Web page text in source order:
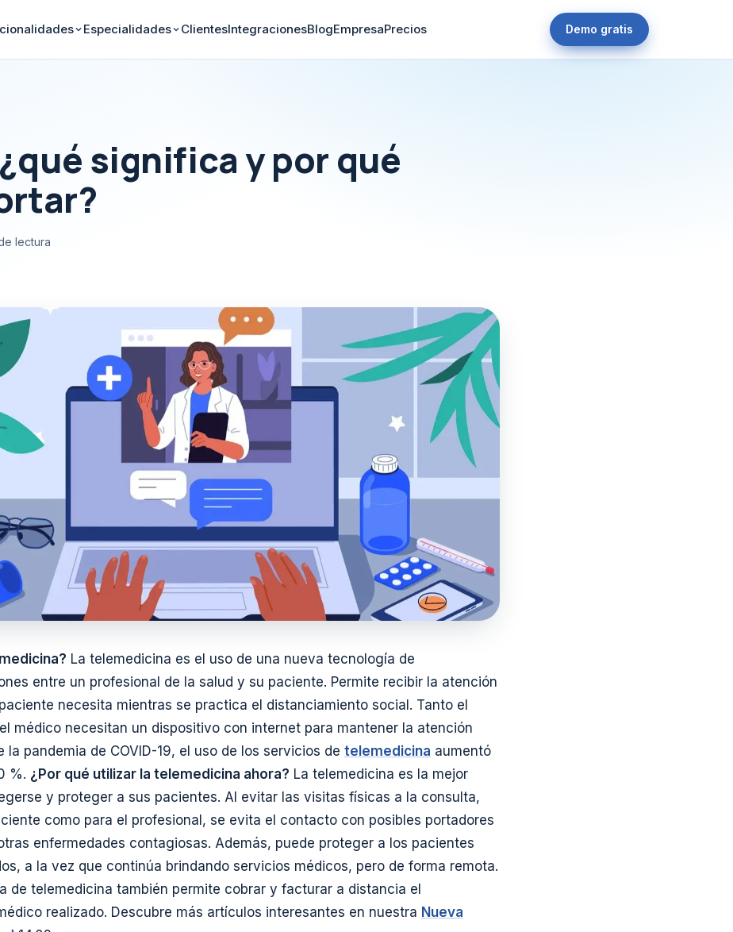
Especialidades ClientesIntegracionesBlogEmpresaPrecios Demo gratis
significa y por qué
lectura
La telemedicina es el uso de una nueva tecnología de
entre un profesional de la salud y su paciente. Permite recibir la atención
necesita mientras se practica el distanciamiento social. Tanto el
médico necesitan un dispositivo con internet para mantener la atención
la pandemia de COVID-19, el uso de los servicios de telemedicina aumentó
%. ¿Por qué utilizar la telemedicina ahora? La telemedicina es la mejor
y proteger a sus pacientes. Al evitar las visitas físicas a la consulta,
como para el profesional, se evita el contacto con posibles portadores
enfermedades contagiosas. Además, puede proteger a los pacientes
a la vez que continúa brindando servicios médicos, pero de forma remota.
de telemedicina también permite cobrar y facturar a distancia el
realizado. Descubre más artículos interesantes en nuestra Nueva